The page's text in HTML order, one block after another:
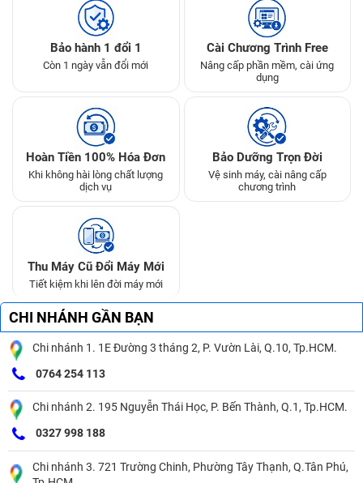
Bảo hành 1 đổi 1
Còn 1 ngày vẫn đổi mới
Cài Chương Trình Free
Nâng cấp phần mềm, cài ứng
dụng
Hoàn Tiền 100% Hóa Đơn
Khi không hài lòng chất lượng
dịch vụ
Bảo Dưỡng Trọn Đời
Vệ sinh máy, cài nâng cấp
chương trình
Thu Máy Cũ Đổi Máy Mới
Tiết kiệm khi lên đời máy mới
CHI NHÁNH GẦN BẠN
Chi nhánh 1. 1E Đường 3 tháng 2, P. Vườn Lài, Q.10, Tp.HCM.
0764 254 113
Chi nhánh 2. 195 Nguyễn Thái Học, P. Bến Thành, Q.1, Tp.HCM.
0327 998 188
Chi nhánh 3. 721 Trường Chinh, Phường Tây Thạnh, Q.Tân Phú,